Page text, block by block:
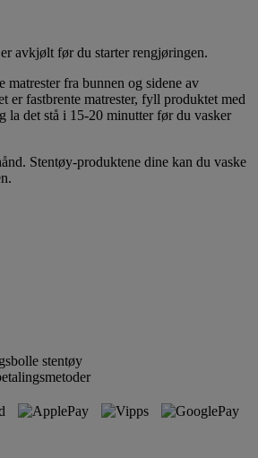
avkjølt før du starter rengjøringen.
matrester fra bunnen og sidene av
er fastbrente matrester, fyll produktet med
la det stå i 15-20 minutter før du vasker
Stentøy-produktene dine kan du vaske